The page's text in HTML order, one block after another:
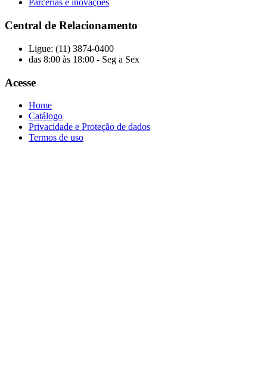
Parcerias e inovações
Central de Relacionamento
Ligue: (11) 3874-0400
das 8:00 às 18:00 - Seg a Sex
Acesse
Home
Catálogo
Privacidade e Proteção de dados
Termos de uso